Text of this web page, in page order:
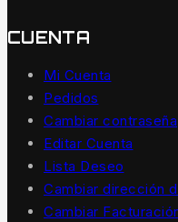
CUENTA
Mi Cuenta
Pedidos
Cambiar contraseña
Editar Cuenta
Lista Deseo
Cambiar dirección
Cambiar